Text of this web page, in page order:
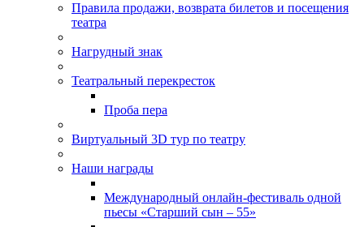
Правила продажи, возврата билетов и посещения
театра
Нагрудный знак
Театральный перекресток
Проба пера
Виртуальный 3D тур по театру
Наши награды
Международный онлайн-фестиваль одной
пьесы «Старший сын – 55»